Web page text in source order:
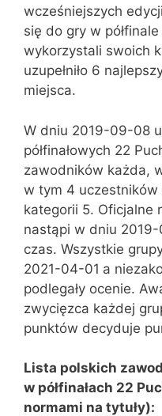
wcześniejszych
się do gry w
wykorzystali swoich
uzupełniło 6
miejsca.
W dniu 2019-09-08
półfinałowych 22
zawodników każda,
w tym 4 uczestników
kategorii 5. Oficjalne
nastąpi w dniu
czas. Wszystkie
2021-04-01 a
podlegały ocenie.
zwycięzca każdej
punktów decyduje
Lista polskich
w półfinałach 22
normami na tytuły):